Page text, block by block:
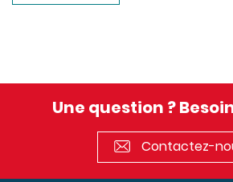
Une question ?
Contactez-